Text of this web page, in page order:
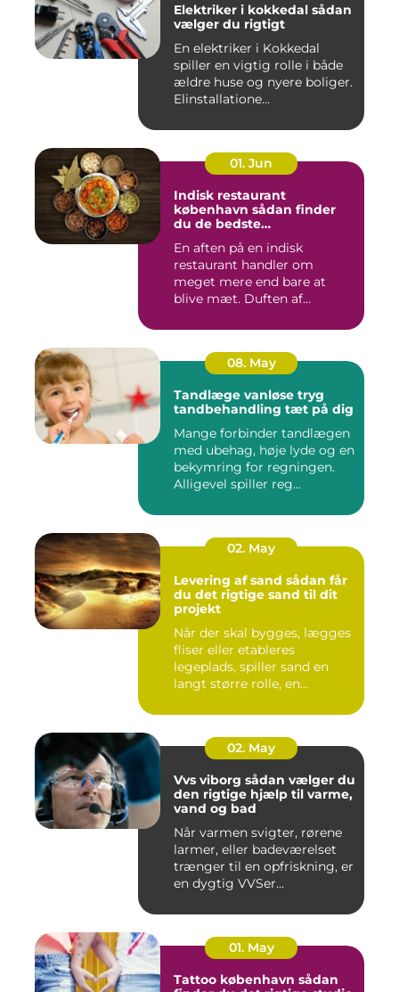
Elektriker i kokkedal sådan
vælger du rigtigt
En elektriker i Kokkedal
spiller en vigtig rolle i både
ældre huse og nyere boliger.
Elinstallatione...
01. Jun
Indisk restaurant
københavn sådan finder
du de bedste
En aften på en indisk
restaurant handler om
meget mere end bare at
blive mæt. Duften af
08. May
Tandlæge vanløse tryg
tandbehandling tæt på dig
Mange forbinder tandlægen
med ubehag, høje lyde og en
bekymring for regningen.
Alligevel spiller reg...
02. May
Levering af sand sådan får
du det rigtige sand til dit
projekt
Når der skal bygges, lægges
fliser eller etableres
legeplads, spiller sand en
langt større rolle, en...
02. May
Vvs viborg sådan vælger du
den rigtige hjælp til varme,
vand og bad
Når varmen svigter, rørene
larmer, eller badeværelset
trænger til en opfriskning, er
en dygtig VVSer...
01. May
Tattoo københavn sådan